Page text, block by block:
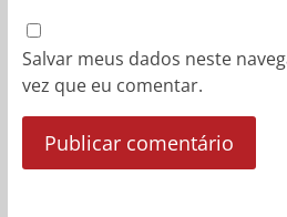
Salvar meus dados neste
vez que eu comentar.